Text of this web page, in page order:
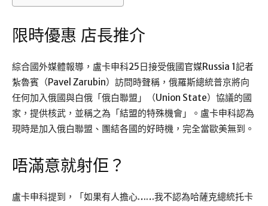
限時優惠 店長推介
綜合國外媒體報導，盧卡申科25日接受俄國官媒Russia 1記者
紮魯賓（Pavel Zarubin）訪問時聲稱，俄羅斯總統普京將向
任何加入俄國與白俄「俄白聯盟」（Union State）協議的國
家，提供核武，並稱之為「結盟的特殊機會」。盧卡申科認為
現時是加入俄白聯盟、團結各國的好時機，完全當歐美無到。
唔滿意就射佢？
盧卡申科提到，「如果有人擔心……我不認為哈薩克總統托卡